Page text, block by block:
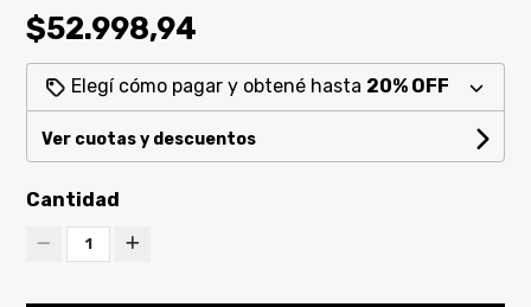
$52.998,94
Elegí cómo pagar y obtené hasta 20% OFF
Ver cuotas y descuentos
Cantidad
1